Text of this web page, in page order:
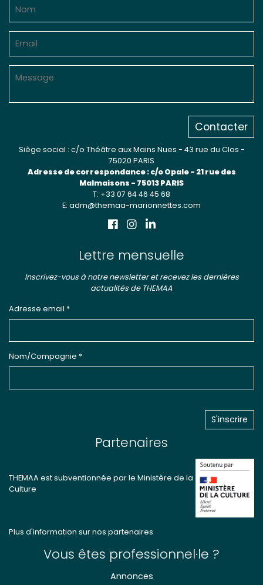
Contacter
Siège social : c/o Théâtre aux Mains Nues - 43 rue du Clos -
75020 PARIS
Adresse de correspondance : c/o Opale - 21 rue des
Malmaisons - 75013 PARIS
T: +33 07 64 46 45 68
E: adm@themaa-marionnettes.com
Lettre mensuelle
Inscrivez-vous à notre newsletter et recevez les dernières
actualités de THEMAA
Adresse email *
Nom/Compagnie *
Partenaires
THEMAA est subventionnée par le Ministère de la
Culture
Plus d'information sur nos partenaires
Vous êtes professionnel·le ?
Annonces